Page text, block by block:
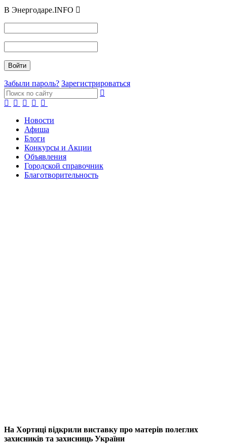
В Энергодаре.INFO
Забыли пароль? Зарегистрироваться
Новости
Афиша
Блоги
Конкурсы и Акции
Объявления
Городской справочник
Благотворительность
На Хортиці відкрили виставку про матерів полеглих
захисників та захисниць України